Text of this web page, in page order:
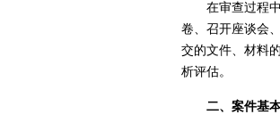
在审查过程中
卷、召开座谈会
交的文件、材料
析评估。
二、案件基